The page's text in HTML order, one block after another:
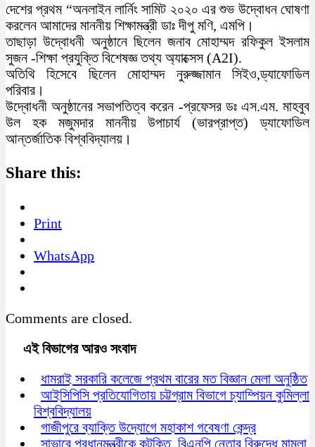
দেশের প্রথম “অনলাইন লার্নিং সামিট ২০২০ এর শুভ উদ্বোধন ঘোষণা
করলেন আমাদের মাননীয় শিক্ষামন্ত্রী ডাঃ দীপু মণি, এমপি।
তাছাড়া উদ্বোধনী অনুষ্ঠানে ছিলেন জনাব মোহাম্মদ রফিকুল ইসলাম
সুজন -শিক্ষা প্রযুক্তি বিশেষজ্ঞ তথ্য অ্যাক্সেস (A2I).
অতিথি হিসেবে ছিলেন মোহাম্মদ নুরুজ্জামান সিইও,ড্যাফোডিল
পরিবার।
উদ্বোধনী অনুষ্ঠানের সভাপতিত্ব করেন -প্রফেসর ডঃ এস.এম. মাহবুব
উল হক মজুমদার মাননীয় উপাচার্য (ভারপ্রাপ্ত) ড্যাফোডিল
আন্তর্জাতিক বিশ্ববিদ্যালয়।
Share this:
Print
WhatsApp
Comments are closed.
এই বিভাগের আরও সংবাদ
ধামরাই সরকারি কলেজে প্রথম বারের মত বিজ্ঞান মেলা অনুষ্ঠিত
আইসিপিসি প্রতিযোগিতায় চট্টগ্রাম বিভাগে চ্যাম্পিয়ন কুমিল্লা
বিশ্ববিদ্যালয়
গাজীপুরে ব্যাক্তি উদ্যোগে মহাকাশ গবেষণা কেন্দ্র
সাভারে প্রধানমন্ত্রীকে কটুক্তি বিএনপি নেতার বিরুদ্ধে মামলা